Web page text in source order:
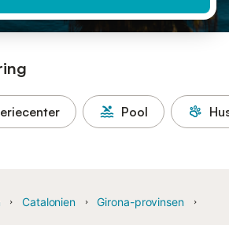
Pool
Catalonien
Girona-provinsen